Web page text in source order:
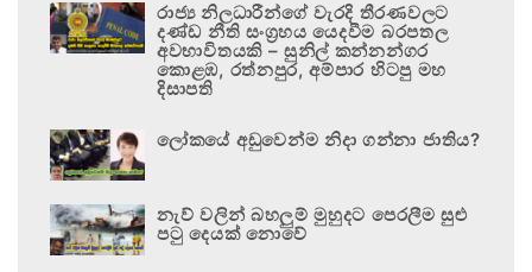
රාජ්‍ය නිලධාරීන්ගේ වැරදි තීරණවලට
දණ්ඩ නීති සංග්‍රහය යෙදවීම බරපතල
අවභාවිතයකි – සුනිල් කන්නන්ගර
කොළඹ, රත්නපුර, අම්පාර හිටපු මහ
දිසාපති
ලෝකයේ අඩුවෙන්ම නිදා ගන්නා ජාතිය?
නැව් වලින් බහලුම් මුහුදට පෙරලීම සුළු
පටු දෙයක් නොවේ